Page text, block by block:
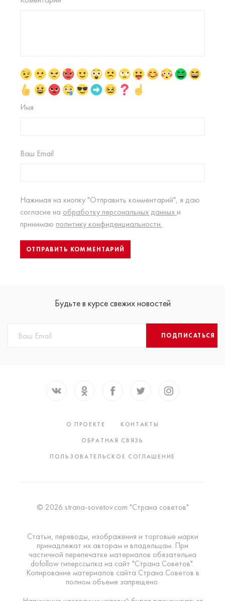
Имя
Ваш Email
Нажимая на кнопку "Отправить комментарий", я даю
согласие на обработку персональных данных и
принимаю политику конфиденциальности.
Будьте в курсе свежих новостей
ПОДПИСАТЬСЯ
О ПРОЕКТЕ
КОНТАКТЫ
ОБРАТНАЯ СВЯЗЬ
ПОЛЬЗОВАТЕЛЬСКОЕ СОГЛАШЕНИЕ
© 2026 strana-sovetov.com "Страна советов"
Статьи, переводы, изображения и торговые марки
принадлежат их авторам и владельцам. При
частичной перепечатке материалов обязательна
dofollow гиперссылка на сайт "Страна Советов".
Копирование материалов сайта Страна Советов в
полном объеме запрещено.